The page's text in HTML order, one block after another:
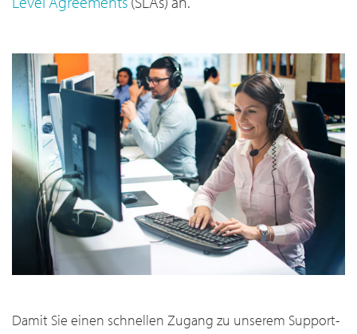
Damit Sie einen schnellen Zugang zu unserem Support-